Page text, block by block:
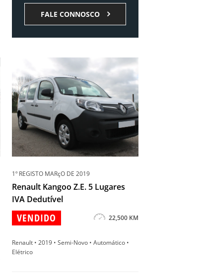
FALE CONNOSCO
1º REGISTO MARçO DE 2019
Renault Kangoo Z.E. 5 Lugares
IVA Dedutível
VENDIDO 22,500 KM
Renault • 2019 • Semi-Novo • Automático •
Elétrico